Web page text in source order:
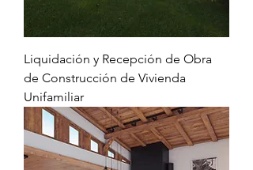
Liquidación y Recepción de Obra
de Construcción de Vivienda
Unifamiliar